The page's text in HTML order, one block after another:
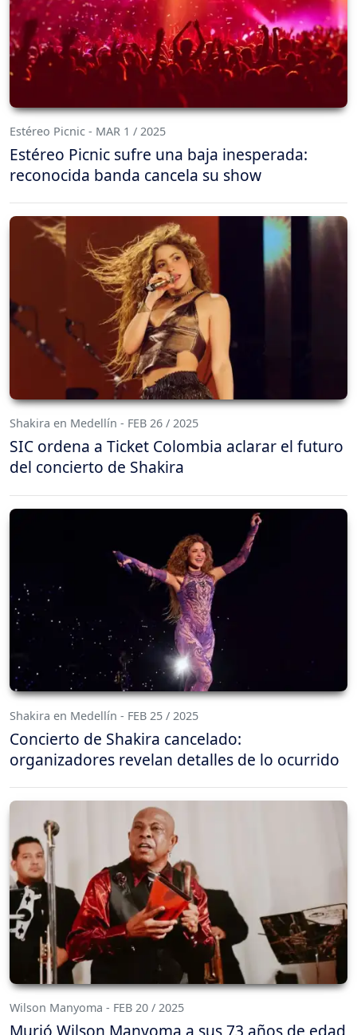
Estéreo Picnic - MAR 1 / 2025
Estéreo Picnic sufre una baja inesperada:
reconocida banda cancela su show
Shakira en Medellín - FEB 26 / 2025
SIC ordena a Ticket Colombia aclarar el futuro
del concierto de Shakira
Shakira en Medellín - FEB 25 / 2025
Concierto de Shakira cancelado:
organizadores revelan detalles de lo ocurrido
Wilson Manyoma - FEB 20 / 2025
Murió Wilson Manyoma a sus 73 años de edad